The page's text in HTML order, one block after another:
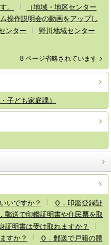
。
（地域・地区センター
操作説明会の動画をアップし
ンター
野川地域センター
8 ページ省略されています
子ども家庭課）
いですか？
Ｑ．印鑑登録証
郵送で印鑑証明書や住民票を取
証明書は受け取れますか？
すか？
Ｑ．郵送で戸籍の謄